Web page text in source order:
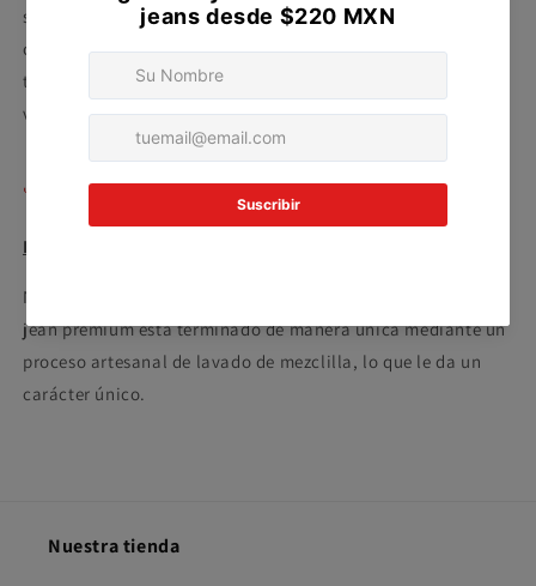
sino también increíblemente trendy. Su diseño
contemporáneo se adapta perfectamente a cualquier
tendencia de moda, asegurando que luzcas siempre a la
vanguardia y con estilo.
Compartir
PDMX Jeans
Nota: Los tonos de color pueden variar ligeramente. Cada
jean premium está terminado de manera única mediante un
proceso artesanal de lavado de mezclilla, lo que le da un
carácter único.
Nuestra tienda
Agrega tu producto al carrito y
En tu cuenta de Mercado Pago,elige
la cantidad de meses
3 Paga mes a mescon saldo disponible,
débito u otros medios.